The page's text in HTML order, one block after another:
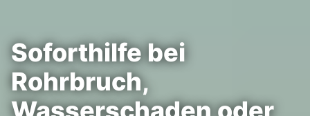
Soforthilfe bei
Rohrbruch,